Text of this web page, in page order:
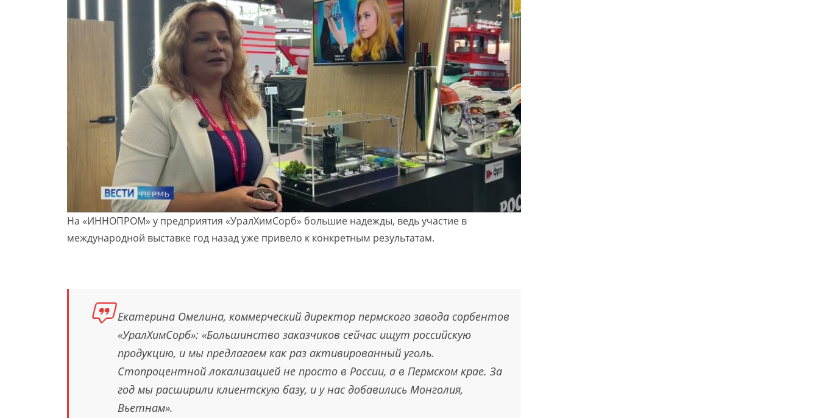
На «ИННОПРОМ» у предприятия «УралХимСорб» большие надежды, ведь участие в
международной выставке год назад уже привело к конкретным результатам.
Екатерина Омелина, коммерческий директор пермского завода сорбентов
«УралХимСорб»: «Большинство заказчиков сейчас ищут российскую
продукцию, и мы предлагаем как раз активированный уголь.
Стопроцентной локализацией не просто в России, а в Пермском крае. За
год мы расширили клиентскую базу, и у нас добавились Монголия,
Вьетнам».